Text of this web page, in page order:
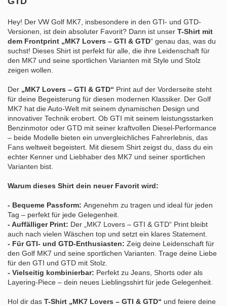
Hey! Der VW Golf MK7, insbesondere in den GTI- und GTD-
Versionen, ist dein absoluter Favorit? Dann ist unser T-Shirt mit
dem Frontprint „MK7 Lovers – GTI & GTD“ genau das, was du
suchst! Dieses Shirt ist perfekt für alle, die ihre Leidenschaft für
den MK7 und seine sportlichen Varianten mit Style und Stolz
zeigen wollen.
Der „MK7 Lovers – GTI & GTD“ Print auf der Vorderseite steht
für deine Begeisterung für diesen modernen Klassiker. Der Golf
MK7 hat die Auto-Welt mit seinem dynamischen Design und
innovativer Technik erobert. Ob GTI mit seinem leistungsstarken
Benzinmotor oder GTD mit seiner kraftvollen Diesel-Performance
– beide Modelle bieten ein unvergleichliches Fahrerlebnis, das
Fans weltweit begeistert. Mit diesem Shirt zeigst du, dass du ein
echter Kenner und Liebhaber des MK7 und seiner sportlichen
Varianten bist.
Warum dieses Shirt dein neuer Favorit wird:
- Bequeme Passform: Angenehm zu tragen und ideal für jeden
Tag – perfekt für jede Gelegenheit.
- Auffälliger Print: Der „MK7 Lovers – GTI & GTD“ Print bleibt
auch nach vielen Wäschen top und setzt ein klares Statement.
- Für GTI- und GTD-Enthusiasten: Zeig deine Leidenschaft für
den Golf MK7 und seine sportlichen Varianten. Trage deine Liebe
für den GTI und GTD mit Stolz.
- Vielseitig kombinierbar: Perfekt zu Jeans, Shorts oder als
Layering-Piece – dein neues Lieblingsshirt für jede Gelegenheit.
Hol dir das T-Shirt „MK7 Lovers – GTI & GTD“ und feiere deine